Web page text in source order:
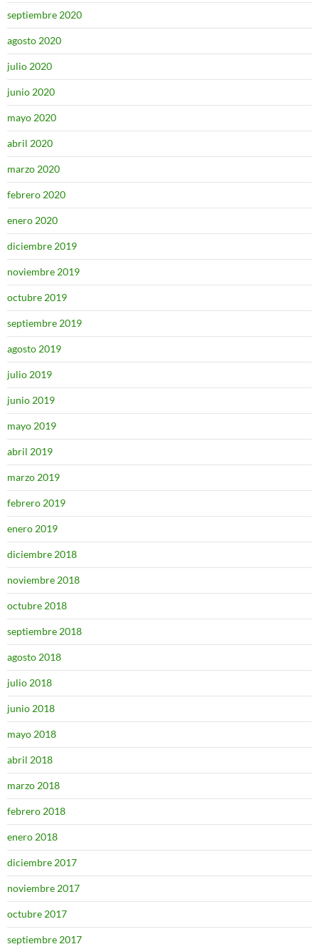
septiembre 2020
agosto 2020
julio 2020
junio 2020
mayo 2020
abril 2020
marzo 2020
febrero 2020
enero 2020
diciembre 2019
noviembre 2019
octubre 2019
septiembre 2019
agosto 2019
julio 2019
junio 2019
mayo 2019
abril 2019
marzo 2019
febrero 2019
enero 2019
diciembre 2018
noviembre 2018
octubre 2018
septiembre 2018
agosto 2018
julio 2018
junio 2018
mayo 2018
abril 2018
marzo 2018
febrero 2018
enero 2018
diciembre 2017
noviembre 2017
octubre 2017
septiembre 2017